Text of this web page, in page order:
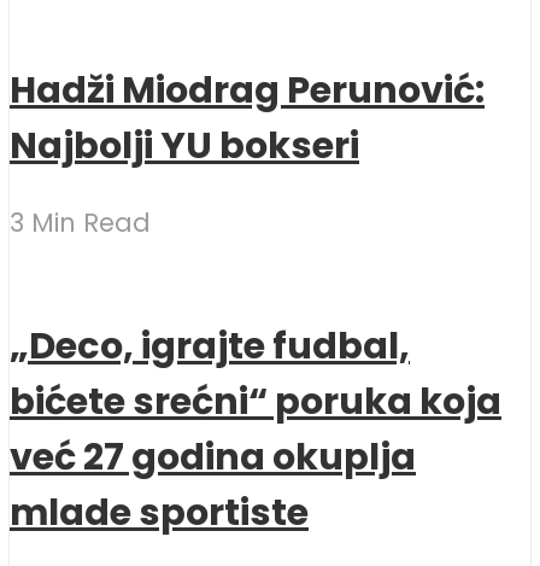
Hadži Miodrag Perunović:
Najbolji YU bokseri
3 Min Read
„Deco, igrajte fudbal,
bićete srećni“ poruka koja
već 27 godina okuplja
mlade sportiste